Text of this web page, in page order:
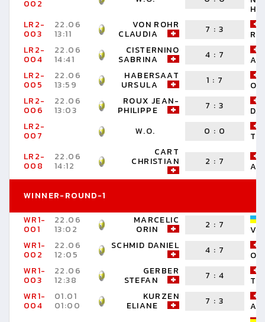
002
LR2-
003
22.06
13:11
VON ROHR
CLAUDIA 7 :3
LR2-
004
22.06
14:41
CISTERNINO
SABRINA 4 : 7
LR2-
005
22.06
13:59
HABERSAAT
URSULA 1 : 7
LR2-
006
22.06
13:03
ROUX JEAN-
PHILIPPE 7 :3
LR2-
007 W.O. 0 : 0
LR2-
008
22.06
14:12
CART
CHRISTIAN 2 : 7
WINNER-ROUND-1
WR1-
001
22.06
13:02
MARCELIC
ORIN 2 : 7
WR1-
002
22.06
12:05
SCHMID DANIEL 4 : 7
WR1-
003
22.06
12:38
GERBER
STEFAN 7 : 4
WR1-
004
01.01
01:00
KURZEN
ELIANE 7 :3